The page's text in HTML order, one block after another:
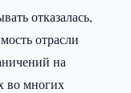
отказалась,
отрасли
на
во многих